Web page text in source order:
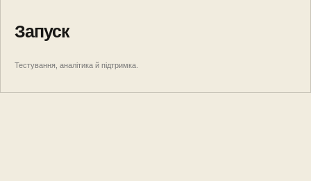
Запуск
Тестування, аналітика й підтримка.